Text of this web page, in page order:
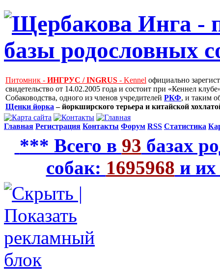
Питомник - ИНГРУС / INGRUS - Kennel официально
свидетельство от 14.02.2005 года и состоит при «Кеннел
Собаководства, одного из членов учредителей РКФ, и таким
Щенки йорка – йоркширского терьера и китайской
Главная Регистрация Контакты Форум RSS Статистика
*** Всего в 93 базах
собак: 1695968 и